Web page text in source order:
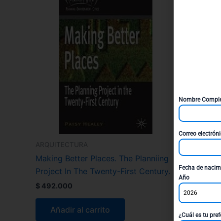
ARQUITECTURA
Making Better Places. The Planniing
Project In The Twenty-First Century.
$ 492.000
Añadir al carrito
Nombre
Correo
Fecha de
Año
2026
¿Cuál es tu